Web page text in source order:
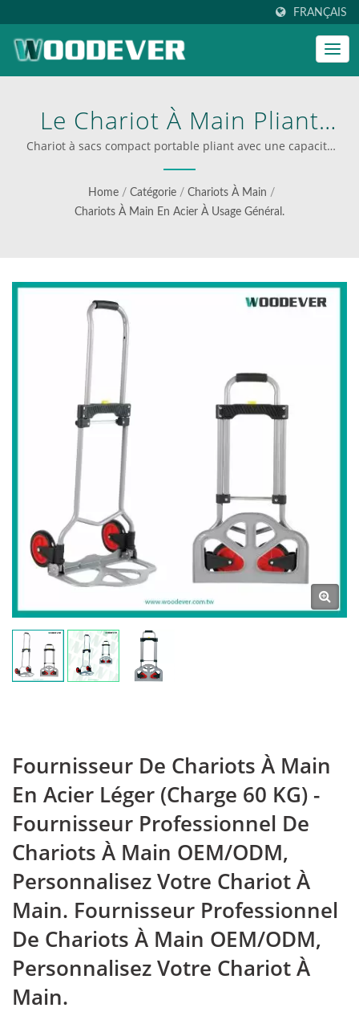
FRANÇAIS
Le Chariot À Main Pliant
En Acier Est Produit
Conformément À Toutes
Les Normes Du Certificat
Votre Source Ultime Pour
Des Échelles Et Des
Chariots En Acier Et En
Aluminium
Chariot à sacs compact portable pliant avec une capacité
de 132 lbs et deux roues solides. Fournisseur
professionnel de chariots à main OEM/ODM,
personnalisez votre chariot à main. | Fournisseur de
chariots pliants industriels
Home / Catégorie / Chariots À Main /
Chariots À Main En Acier À Usage Général.
Fournisseur De Chariots À Main
En Acier Léger (charge 60 KG) -
Fournisseur Professionnel De
Chariots À Main OEM/ODM,
Personnalisez Votre Chariot À
Main. Fournisseur Professionnel
De Chariots À Main OEM/ODM,
Personnalisez Votre Chariot À
Main.